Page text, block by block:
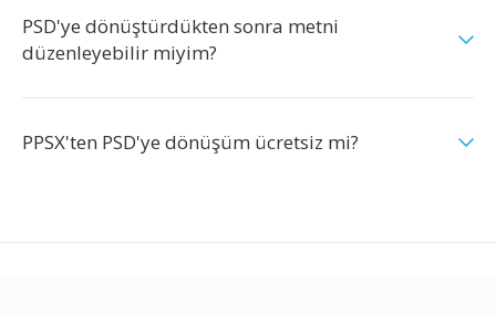
PSD'ye dönüştürdükten sonra metni
düzenleyebilir miyim?
PPSX'ten PSD'ye dönüşüm ücretsiz mi?